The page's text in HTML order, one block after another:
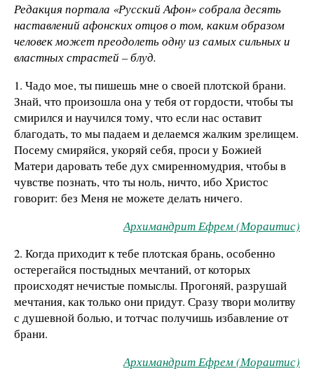
Редакция портала «Русский Афон» собрала десять
наставлений афонских отцов о том, каким образом
человек может преодолеть одну из самых сильных и
властных страстей – блуд.
1. Чадо мое, ты пишешь мне о своей плотской брани.
Знай, что произошла она у тебя от гордости, чтобы ты
смирился и научился тому, что если нас оставит
благодать, то мы падаем и делаемся жалким зрелищем.
Посему смиряйся, укоряй себя, проси у Божией
Матери даровать тебе дух смиренномудрия, чтобы в
чувстве познать, что ты ноль, ничто, ибо Христос
говорит: без Меня не можете делать ничего.
Архимандрит Ефрем (Мораитис)
2. Когда приходит к тебе плотская брань, особенно
остерегайся постыдных мечтаний, от которых
происходят нечистые помыслы. Прогоняй, разрушай
мечтания, как только они придут. Сразу твори молитву
с душевной болью, и тотчас получишь избавление от
брани.
Архимандрит Ефрем (Мораитис)